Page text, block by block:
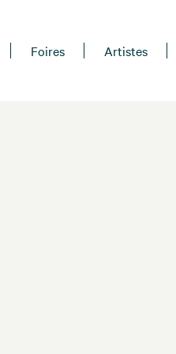
Foires Artistes